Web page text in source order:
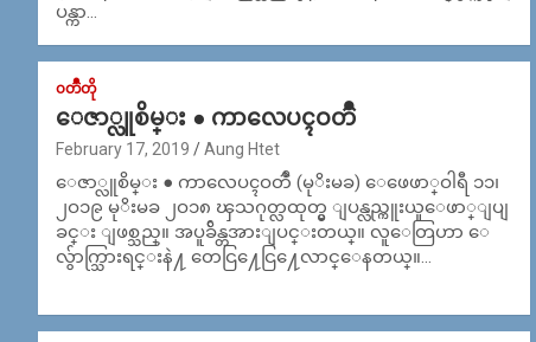
ပန္ကာ…
၀တၳဳတို
ေဇာ္လူစိမ္း ● ကာလေပၚဝတၳဳ
February 17, 2019 Aung Htet
ေဇာ္လူစိမ္း ● ကာလေပၚဝတၳဳ (မုိးမခ) ေဖေဖာ္ဝါရီ ၁၁၊
၂ဝ၁၉ မုိးမခ ၂ဝ၁၈ ၾသဂုတ္လထုတ္မွ ျပန္လည္ကူးယူေဖာ္ျပျ
ခင္း ျဖစ္သည္။ အပူခ်ိန္တအားျပင္းတယ္။ လူေတြဟာ ေ
လ်ွာက္သြားရင္းနဲ႔ တေငြ႔ေငြ႔ေလာင္ေနတယ္။…